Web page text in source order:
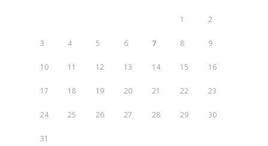
1 2
3 4 5 6 7 8 9
10 11 12 13 14 15 16
17 18 19 20 21 22 23
24 25 26 27 28 29 30
31